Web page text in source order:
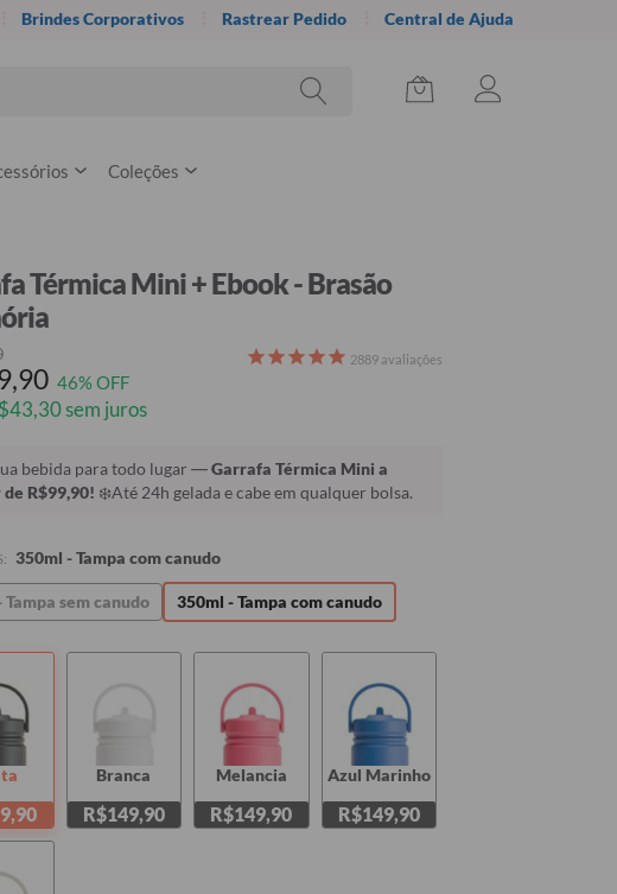
Brindes Corporativos Rastrear Pedido Central de Ajuda
Coleções
Térmica Mini + Ebook - Brasão
46% OFF
sem juros
2889 avaliações
bebida para todo lugar —Garrafa Térmica Mini a
R$99,90! ❄️Até 24h gelada e cabe em qualquer bolsa.
350ml - Tampa com canudo
Tampa sem canudo 350ml - Tampa com canudo
Branca
R$149,90
Melancia
R$149,90
Azul Marinho
R$149,90